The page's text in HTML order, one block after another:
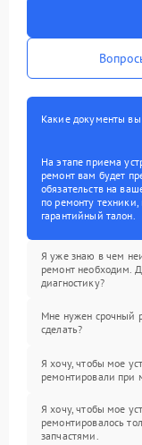
Какие документы вы
На этапе приема
ремонт вам будет
обязательств на
по ремонту
гарантийный талон.
Я уже знаю в чем
ремонт необходим.
диагностику?
Мне нужен срочный
сделать?
Я хочу, чтобы мое
ремонтировали при
Я хочу, чтобы мое
ремонтировалось
запчастями.